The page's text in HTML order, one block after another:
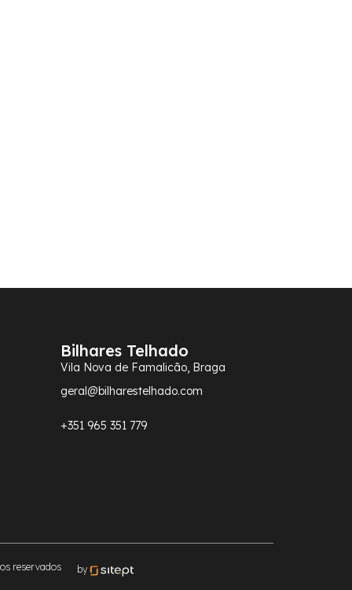
Bilhares Telhado
Vila Nova de Famalicão, Braga
geral@bilharestelhado.com
+351 965 351 779
reservados by